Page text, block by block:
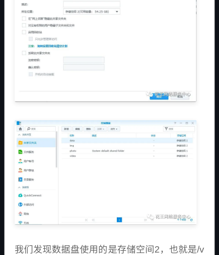
我们发现数据盘使用的是存储空间2，也就是/v